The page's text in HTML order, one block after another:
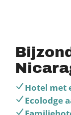
Hotel met
Ecolodge